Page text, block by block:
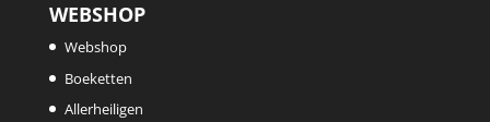
WEBSHOP
Webshop
Boeketten
Allerheiligen